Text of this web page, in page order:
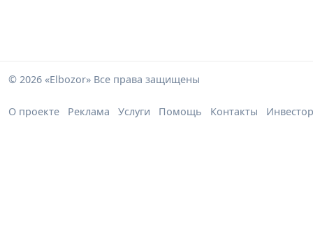
© 2026 «Elbozor» Все права защищены
О проекте Реклама Услуги Помощь Контакты